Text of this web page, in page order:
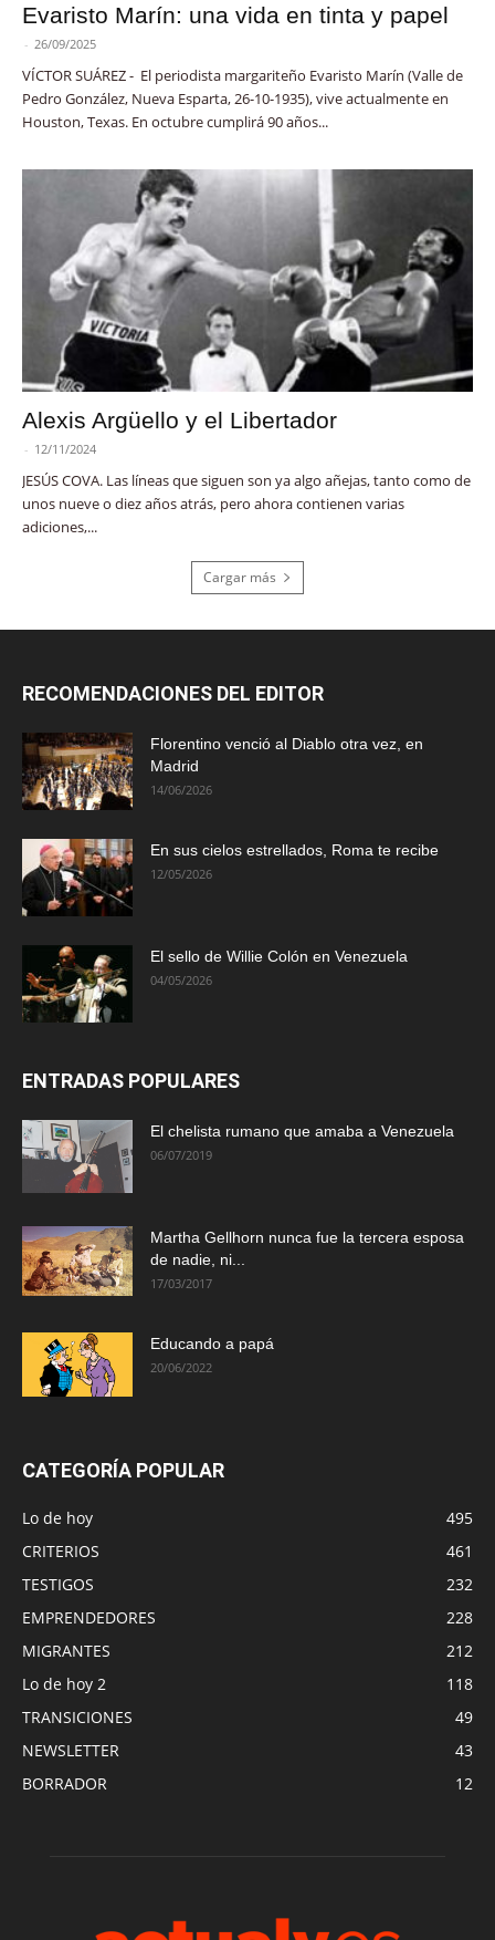
Evaristo Marín: una vida en tinta y papel
- 26/09/2025
VÍCTOR SUÁREZ - El periodista margariteño Evaristo Marín (Valle de
Pedro González, Nueva Esparta, 26-10-1935), vive actualmente en
Houston, Texas. En octubre cumplirá 90 años...
Alexis Argüello y el Libertador
- 12/11/2024
JESÚS COVA. Las líneas que siguen son ya algo añejas, tanto como de
unos nueve o diez años atrás, pero ahora contienen varias
adiciones,...
Cargar más
RECOMENDACIONES DEL EDITOR
Florentino venció al Diablo otra vez, en
Madrid
14/06/2026
En sus cielos estrellados, Roma te recibe
12/05/2026
El sello de Willie Colón en Venezuela
04/05/2026
ENTRADAS POPULARES
El chelista rumano que amaba a Venezuela
06/07/2019
Martha Gellhorn nunca fue la tercera esposa
de nadie, ni...
17/03/2017
Educando a papá
20/06/2022
CATEGORÍA POPULAR
Lo de hoy
495
CRITERIOS
461
TESTIGOS
232
EMPRENDEDORES
228
MIGRANTES
212
Lo de hoy 2
118
TRANSICIONES
49
NEWSLETTER
43
BORRADOR
12